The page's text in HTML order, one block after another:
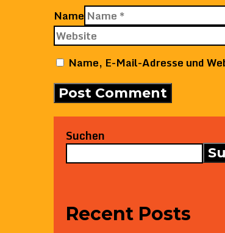
Name
Name, E-Mail-Adresse und
Suchen
Recent Posts